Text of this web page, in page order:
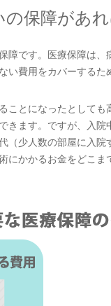
保障があ
障です。医療保障は
費用をカバーするた
ことになったとしても
きます。ですが、入
（少人数の部屋に入院
にかかるお金をどこま